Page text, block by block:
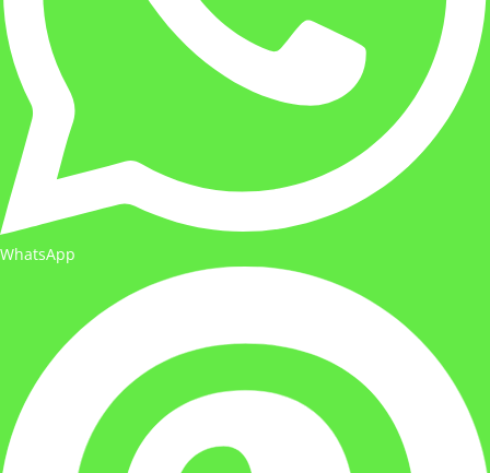
WhatsApp